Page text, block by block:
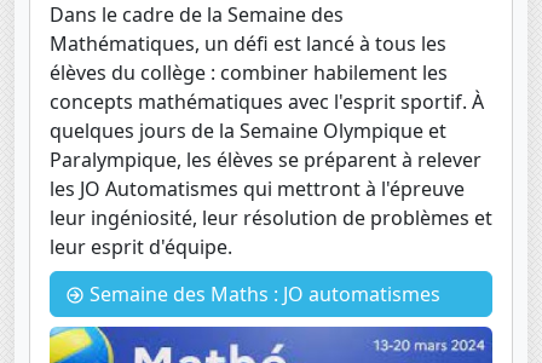
Dans le cadre de la Semaine des
Mathématiques, un défi est lancé à tous les
élèves du collège : combiner habilement les
concepts mathématiques avec l'esprit sportif. À
quelques jours de la Semaine Olympique et
Paralympique, les élèves se préparent à relever
les JO Automatismes qui mettront à l'épreuve
leur ingéniosité, leur résolution de problèmes et
leur esprit d'équipe.
Semaine des Maths : JO automatismes